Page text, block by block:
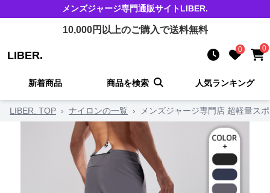
メンズジャージ専門通販サイトLIBER.
10,000円以上のご購入で送料無料
LIBER. 0 0
新着商品 商品を検索 人気ランキング
LIBER. TOP › ナイロンの一覧 › メンズジャージ専門店 超軽量ス